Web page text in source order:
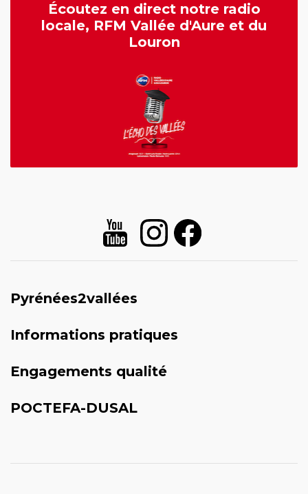
Écoutez en direct notre radio
locale, RFM Vallée d'Aure et du
Louron
Pyrénées2vallées
Informations pratiques
Engagements qualité
POCTEFA-DUSAL